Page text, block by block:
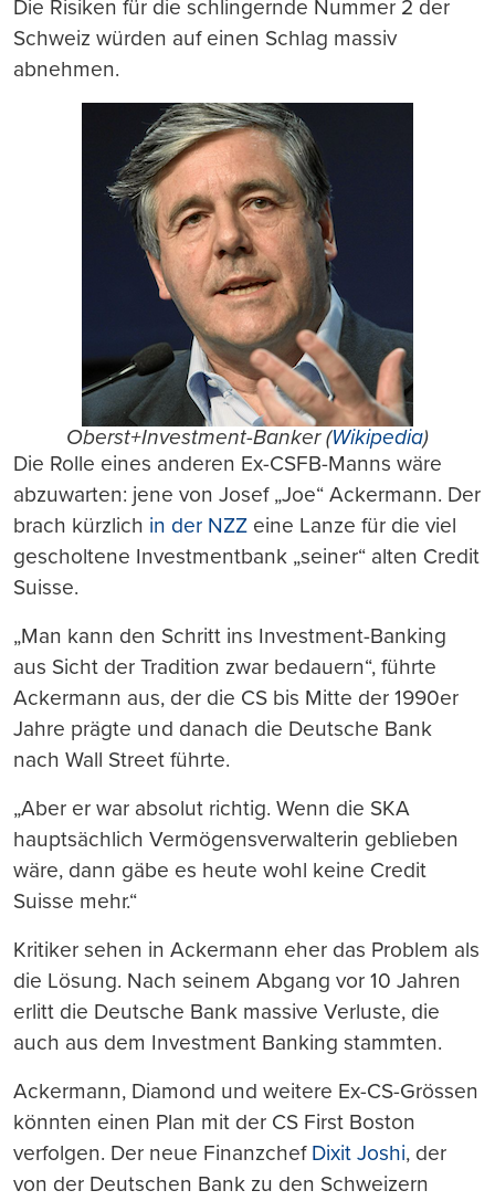
Die Risiken für die schlingernde Nummer 2 der
Schweiz würden auf einen Schlag massiv
abnehmen.
Oberst+Investment-Banker (Wikipedia)
Die Rolle eines anderen Ex-CSFB-Manns wäre
abzuwarten: jene von Josef „Joe“ Ackermann. Der
brach kürzlich in der NZZ eine Lanze für die viel
gescholtene Investmentbank „seiner“ alten Credit
Suisse.
„Man kann den Schritt ins Investment-Banking
aus Sicht der Tradition zwar bedauern“, führte
Ackermann aus, der die CS bis Mitte der 1990er
Jahre prägte und danach die Deutsche Bank
nach Wall Street führte.
„Aber er war absolut richtig. Wenn die SKA
hauptsächlich Vermögensverwalterin geblieben
wäre, dann gäbe es heute wohl keine Credit
Suisse mehr.“
Kritiker sehen in Ackermann eher das Problem als
die Lösung. Nach seinem Abgang vor 10 Jahren
erlitt die Deutsche Bank massive Verluste, die
auch aus dem Investment Banking stammten.
Ackermann, Diamond und weitere Ex-CS-Grössen
könnten einen Plan mit der CS First Boston
verfolgen. Der neue Finanzchef Dixit Joshi, der
von der Deutschen Bank zu den Schweizern